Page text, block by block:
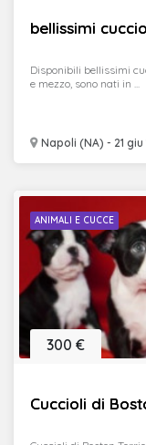
bellissimi
Napoli (NA) - 21 giu
Disponibili bellissimi
e mezzo, sono nati in ...
ANIMALI E CUCCE
Cuccioli di
300 €